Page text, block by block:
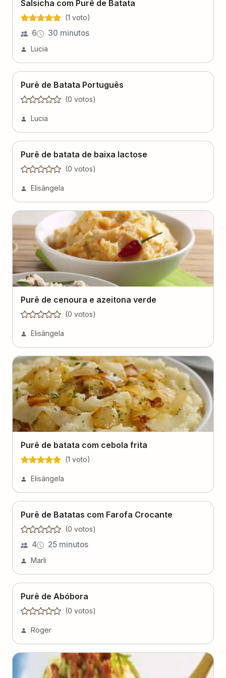
Salsicha com Purê de Batata
(1 voto)
6 30 minutos
Lucia
Purê de Batata Português
(0 votos)
Lucia
Purê de batata de baixa lactose
(0 votos)
Elisângela
Purê de cenoura e azeitona verde
(0 votos)
Elisângela
Purê de batata com cebola frita
(1 voto)
Elisângela
Purê de Batatas com Farofa Crocante
(0 votos)
4 25 minutos
Marli
Purê de Abóbora
(0 votos)
Roger